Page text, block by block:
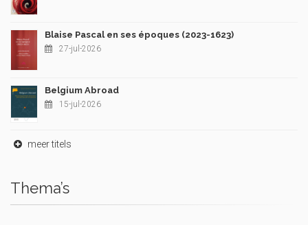
Blaise Pascal en ses époques (2023-1623)
27-jul-2026
Belgium Abroad
15-jul-2026
meer titels
Thema’s